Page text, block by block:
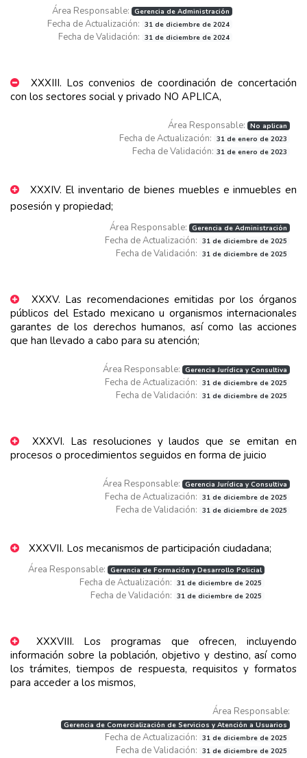
Área Responsable: Gerencia de Administración
Fecha de Actualización: 31 de diciembre de 2024
Fecha de Validación: 31 de diciembre de 2024
XXXIII. Los convenios de coordinación de concertación
con los sectores social y privado NO APLICA,
Área Responsable: No aplican
Fecha de Actualización: 31 de enero de 2023
Fecha de Validación: 31 de enero de 2023
XXXIV. El inventario de bienes muebles e inmuebles en
posesión y propiedad;
Área Responsable: Gerencia de Administración
Fecha de Actualización: 31 de diciembre de 2025
Fecha de Validación: 31 de diciembre de 2025
XXXV. Las recomendaciones emitidas por los órganos
públicos del Estado mexicano u organismos internacionales
garantes de los derechos humanos, así como las acciones
que han llevado a cabo para su atención;
Área Responsable: Gerencia Jurídica y Consultiva
Fecha de Actualización: 31 de diciembre de 2025
Fecha de Validación: 31 de diciembre de 2025
XXXVI. Las resoluciones y laudos que se emitan en
procesos o procedimientos seguidos en forma de juicio
Área Responsable: Gerencia Jurídica y Consultiva
Fecha de Actualización: 31 de diciembre de 2025
Fecha de Validación: 31 de diciembre de 2025
XXXVII. Los mecanismos de participación ciudadana;
Área Responsable: Gerencia de Formación y Desarrollo Policial
Fecha de Actualización: 31 de diciembre de 2025
Fecha de Validación: 31 de diciembre de 2025
XXXVIII. Los programas que ofrecen, incluyendo
información sobre la población, objetivo y destino, así como
los trámites, tiempos de respuesta, requisitos y formatos
para acceder a los mismos,
Área Responsable:
Gerencia de Comercialización de Servicios y Atención a Usuarios
Fecha de Actualización: 31 de diciembre de 2025
Fecha de Validación: 31 de diciembre de 2025